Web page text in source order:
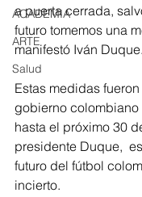
ACADEMIA
ARTE
Salud
a puerta cerrada,
futuro tomemos una
manifestó Iván Duque.
Estas medidas
gobierno colombiano
hasta el próximo 30
presidente Duque,
futuro del fútbol
incierto.